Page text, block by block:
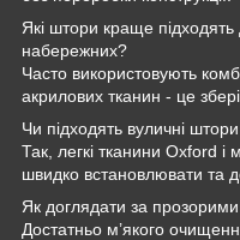
Які штори краще
набережних?
Часто використовують
акрилових тканин - це
Чи підходять вуличні
Так, легкі тканини Oxford і
швидко встановлювати та
Як доглядати за
Достатньо м’якого